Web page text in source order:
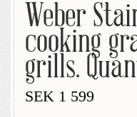
Weber
cooking
grills.
SEK 1 599